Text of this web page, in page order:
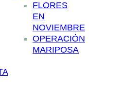
FLORES
EN
NOVIEMBRE
OPERACIÓN
MARIPOSA